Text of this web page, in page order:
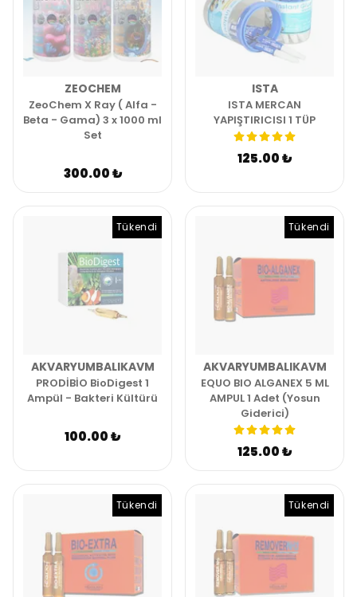
ZEOCHEM
ZeoChem X Ray ( Alfa -
Beta - Gama) 3 x 1000 ml
Set
300.00 ₺
ISTA
ISTA MERCAN
YAPIŞTIRICISI 1 TÜP
125.00 ₺
Tükendi
AKVARYUMBALIKAVM
PRODİBİO BioDigest 1
Ampül - Bakteri Kültürü
100.00 ₺
Tükendi
AKVARYUMBALIKAVM
EQUO BIO ALGANEX 5 ML
AMPUL 1 Adet (Yosun
Giderici)
125.00 ₺
Tükendi Tükendi